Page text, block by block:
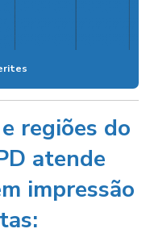
regiões do
atende
impressão